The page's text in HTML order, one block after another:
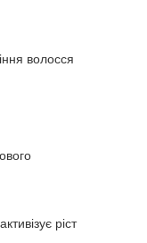
волосся
ріст